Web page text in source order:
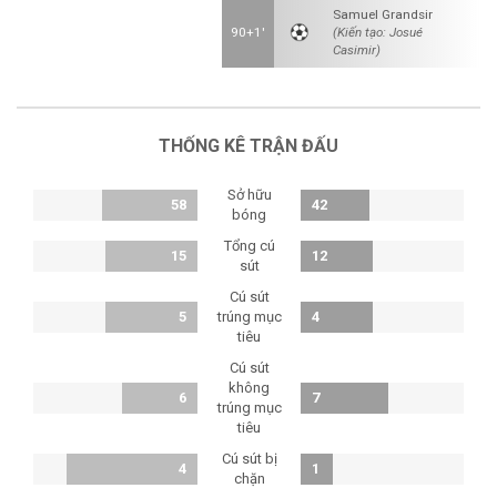
90+1'
Samuel Grandsir
(Kiến tạo: Josué
Casimir)
THỐNG KÊ TRẬN ĐẤU
58
Sở hữu
bóng
42
15
Tổng cú
sút
12
5
Cú sút
trúng mục
tiêu
4
6
Cú sút
không
trúng mục
tiêu
7
4
Cú sút bị
chặn
1